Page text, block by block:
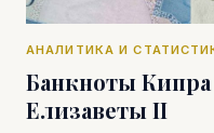
АНАЛИТИКА И
Банкноты
Елизаветы II